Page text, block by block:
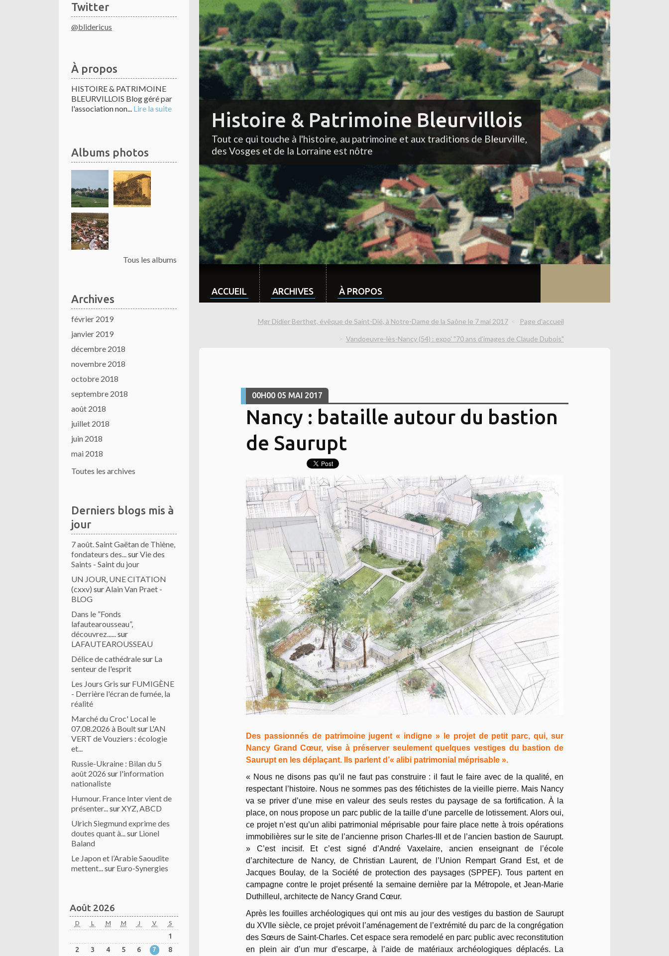
Twitter
@blidericus
À propos
HISTOIRE & PATRIMOINE
BLEURVILLOIS Blog géré par
l'association non... Lire la suite
Albums photos
Tous les albums
Archives
février 2019
janvier 2019
décembre 2018
novembre 2018
octobre 2018
septembre 2018
août 2018
juillet 2018
juin 2018
mai 2018
Toutes les archives
Derniers blogs mis à
jour
7 août. Saint Gaëtan de Thiène,
fondateurs des...surVie des
Saints - Saint du jour
UN JOUR, UNE CITATION
(cxxv) surAlain Van Praet -
BLOG
Dans le ”Fonds
lafautearousseau”,
découvrez......sur
LAFAUTEAROUSSEAU
Délice de cathédralesur La
senteur de l'esprit
Les Jours Gris sur FUMIGÈNE
- Derrière l'écran de fumée, la
réalité
Marché du Croc' Local le
07.08.2026 à Boultsur L'AN
VERT de Vouziers : écologie
et...
Russie-Ukraine : Bilan du 5
août 2026 sur l'information
nationaliste
Humour. France Inter vient de
présenter...surXYZ, ABCD
Ulrich Siegmund exprime des
doutes quant à...sur Lionel
Baland
Le Japon et l’Arabie Saoudite
mettent...sur Euro-Synergies
Août 2026
D L M M J V S
1
2
3 4 5 6 7
8
Histoire & Patrimoine Bleurvillois
Tout ce qui touche à l'histoire, au patrimoine et aux traditions de Bleurville,
des Vosges et de la Lorraine est nôtre
ACCUEIL ARCHIVES À PROPOS
Mgr Didier Berthet, évêque de Saint-Dié, à Notre-Dame de la Saône le 7 mai 2017 Page d'accueil
Vandoeuvre-lès-Nancy (54) : expo' "70 ans d'images de Claude Dubois"
00H00 05 MAI 2017
Nancy : bataille autour du bastion
de Saurupt
Des passionnés de patrimoine jugent « indigne » le projet de petit parc, qui, sur
Nancy Grand Cœur, vise à préserver seulement quelques vestiges du bastion de
Saurupt en les déplaçant. Ils parlent d’« alibi patrimonial méprisable ».
« Nous ne disons pas qu’il ne faut pas construire : il faut le faire avec de la qualité, en
respectant l’histoire. Nous ne sommes pas des fétichistes de la vieille pierre. Mais Nancy
va se priver d’une mise en valeur des seuls restes du paysage de sa fortification. À la
place, on nous propose un parc public de la taille d’une parcelle de lotissement. Alors oui,
ce projet n’est qu’un alibi patrimonial méprisable pour faire place nette à trois opérations
immobilières sur le site de l’ancienne prison Charles-III et de l’ancien bastion de Saurupt.
» C’est incisif. Et c’est signé d’André Vaxelaire, ancien enseignant de l’école
d’architecture de Nancy, de Christian Laurent, de l’Union Rempart Grand Est, et de
Jacques Boulay, de la Société de protection des paysages (SPPEF). Tous partent en
campagne contre le projet présenté la semaine dernière par la Métropole, et Jean-Marie
Duthilleul, architecte de Nancy Grand Cœur.
Après les fouilles archéologiques qui ont mis au jour des vestiges du bastion de Saurupt
du XVIIe siècle, ce projet prévoit l’aménagement de l’extrémité du parc de la congrégation
des Sœurs de Saint-Charles. Cet espace sera remodelé en parc public avec reconstitution
en plein air d’un mur d’escarpe, à l’aide de matériaux archéologiques déplacés. La